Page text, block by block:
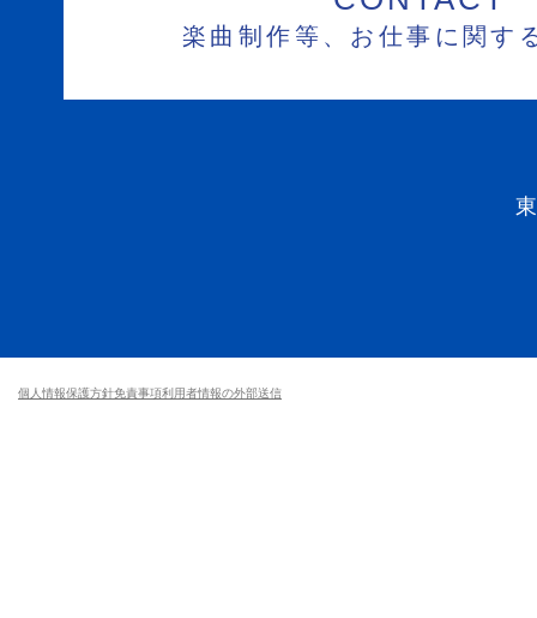
楽曲制作等、お仕事に関す
個人情報保護方針免責事項利用者情報の外部送信